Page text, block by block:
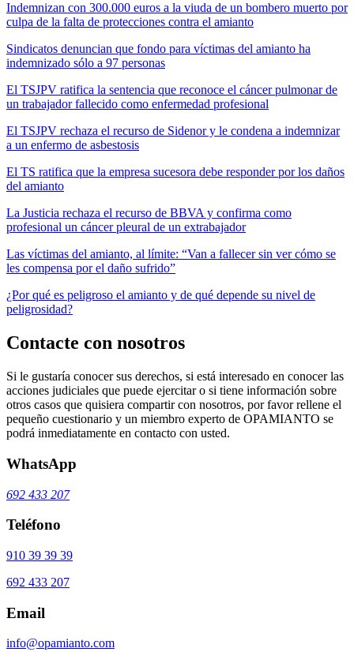
Indemnizan con 300.000 euros a la viuda de un bombero muerto por
culpa de la falta de protecciones contra el amianto
Sindicatos denuncian que fondo para víctimas del amianto ha
indemnizado sólo a 97 personas
El TSJPV ratifica la sentencia que reconoce el cáncer pulmonar de
un trabajador fallecido como enfermedad profesional
El TSJPV rechaza el recurso de Sidenor y le condena a indemnizar
a un enfermo de asbestosis
El TS ratifica que la empresa sucesora debe responder por los daños
del amianto
La Justicia rechaza el recurso de BBVA y confirma como
profesional un cáncer pleural de un extrabajador
Las víctimas del amianto, al límite: “Van a fallecer sin ver cómo se
les compensa por el daño sufrido”
¿Por qué es peligroso el amianto y de qué depende su nivel de
peligrosidad?
Contacte con nosotros
Si le gustaría conocer sus derechos, si está interesado en conocer las
acciones judiciales que puede ejercitar o si tiene información sobre
otros casos que quisiera compartir con nosotros, por favor rellene el
pequeño cuestionario y un miembro experto de OPAMIANTO se
podrá inmediatamente en contacto con usted.
WhatsApp
692 433 207
Teléfono
910 39 39 39
692 433 207
Email
info@opamianto.com